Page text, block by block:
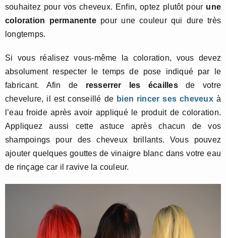
souhaitez pour vos cheveux. Enfin, optez plutôt pour une
coloration permanentepour une couleur qui dure très
longtemps.
Si vous réalisez vous-même la coloration, vous devez
absolument respecter le temps de pose indiqué par le
fabricant. Afin de resserrer les écaillesde votre
chevelure, il est conseillé de bien rincer ses cheveuxà
l’eau froide après avoir appliqué le produit de coloration.
Appliquez aussi cette astuce après chacun de vos
shampoings pour des cheveux brillants. Vous pouvez
ajouter quelques gouttes de vinaigre blanc dans votre eau
de rinçage car il ravive la couleur.